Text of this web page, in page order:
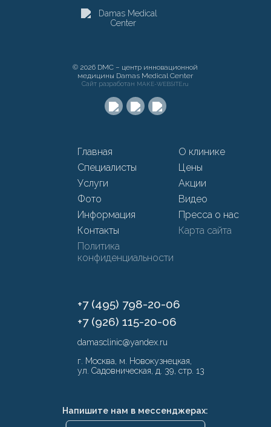
© 2026 DMC – центр инновационной
медицины Damas Medical Center
Сайт разработан MAKE-WEBSITE.ru
Главная
О клинике
Специалисты
Цены
Услуги
Акции
Фото
Видео
Информация
Пресса о нас
Контакты
Карта сайта
Политика
конфиденциальности
+7 (495) 798-20-06
+7 (926) 115-20-06
damasclinic@yandex.ru
г. Москва, м. Новокузнецкая,
ул. Садовническая, д. 39, стр. 13
Напишите нам в мессенджерах: